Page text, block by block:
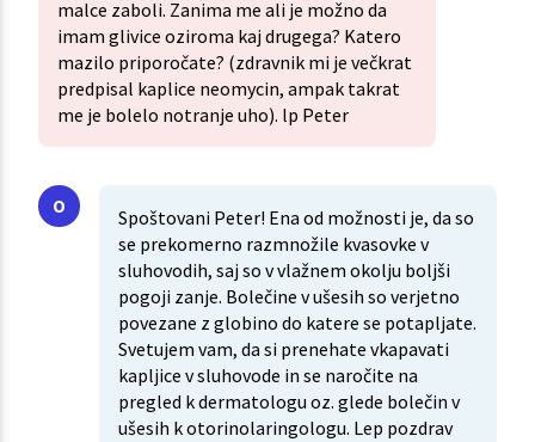
malce zaboli. Zanima me ali je možno da
imam glivice oziroma kaj drugega? Katero
mazilo priporočate? (zdravnik mi je večkrat
predpisal kaplice neomycin, ampak takrat
me je bolelo notranje uho). lp Peter
Spoštovani Peter! Ena od možnosti je, da so
se prekomerno razmnožile kvasovke v
sluhovodih, saj so v vlažnem okolju boljši
pogoji zanje. Bolečine v ušesih so verjetno
povezane z globino do katere se potapljate.
Svetujem vam, da si prenehate vkapavati
kapljice v sluhovode in se naročite na
pregled k dermatologu oz. glede bolečin v
ušesih k otorinolaringologu. Lep pozdrav